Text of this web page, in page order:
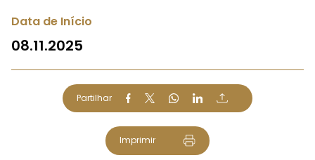
Data de Início
08.11.2025
Partilhar
Imprimir